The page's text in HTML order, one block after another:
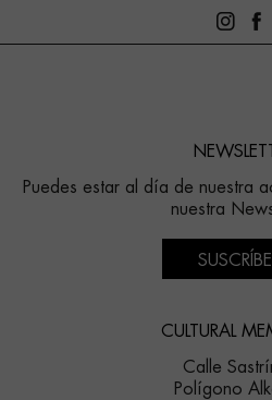
Puedes estar al día de nuestra
nuestra
CULTURAL
Calle
Polígono